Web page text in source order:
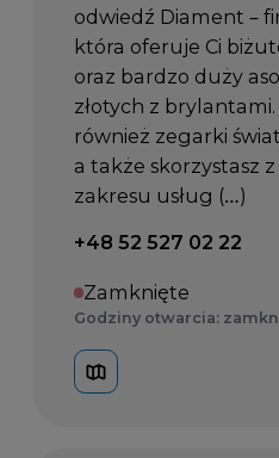
odwiedź Diament –
która oferuje Ci
oraz bardzo duży
złotych z
również zegarki
a także skorzystasz
zakresu usług (…)
Telefon kontaktowy:
+48 52 527 02 22
Zamknięte
Godziny otwarcia: